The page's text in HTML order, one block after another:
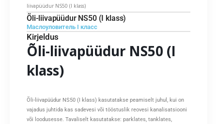
liivapüüdur NS50 (I klass)
Õli-liivapüüdur NS50 (I klass)
Маслоуловитель I класс
Kirjeldus
Õli-liivapüüdur NS50 (I
klass)
Õli-liivapüüdur NS50 (I klass) kasutatakse peamiselt juhul, kui on
vajadus juhtida kas sadevesi või tööstuslik reovesi kanalisatsiooni
või loodusesse. Tavaliselt kasutatakse: parklates, tanklates,